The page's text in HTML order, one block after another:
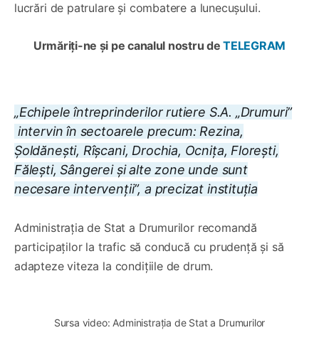
lucrări de patrulare și combatere a lunecușului.
Urmăriți-ne și pe canalul nostru deTELEGRAM
„Echipele întreprinderilor rutiere S.A. „Drumuri”
intervin în sectoarele precum: Rezina,
Șoldănești, Rîșcani, Drochia, Ocnița, Florești,
Fălești, Sângerei și alte zone unde sunt
necesare intervenții”, a precizat instituția
Administraţia de Stat a Drumurilor recomandă
participaților la trafic să conducă cu prudență și să
adapteze viteza la condițiile de drum.
Sursa video: Administrația de Stat a Drumurilor